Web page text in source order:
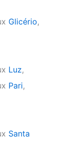
Glicério,
Luz,
Pari,
Santa